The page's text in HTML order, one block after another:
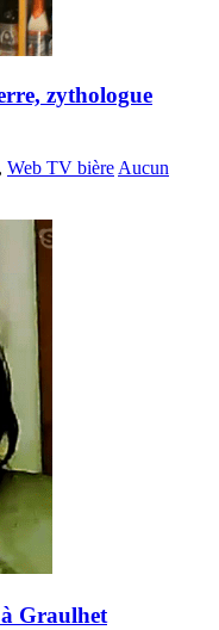
zythologue
, Web TV bière Aucun
Graulhet